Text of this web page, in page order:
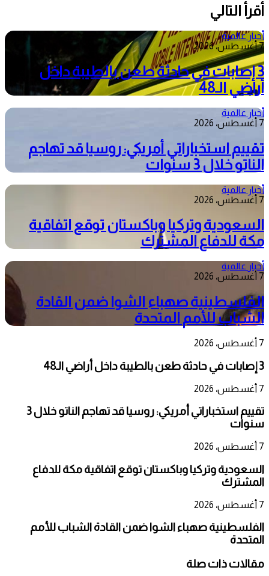
أقرأ التالي
أخبار عالمية
7 أغسطس، 2026
3 إصابات في حادثة طعن بالطيبة داخل
أراضي الـ48
أخبار عالمية
7 أغسطس، 2026
تقييم استخباراتي أمريكي: روسيا قد تهاجم
الناتو خلال 3 سنوات
أخبار عالمية
7 أغسطس، 2026
السعودية وتركيا وباكستان توقع اتفاقية
مكة للدفاع المشترك
أخبار عالمية
7 أغسطس، 2026
الفلسطينية صهباء الشوا ضمن القادة
الشباب للأمم المتحدة
7 أغسطس، 2026
3 إصابات في حادثة طعن بالطيبة داخل أراضي الـ48
7 أغسطس، 2026
تقييم استخباراتي أمريكي: روسيا قد تهاجم الناتو خلال 3
سنوات
7 أغسطس، 2026
السعودية وتركيا وباكستان توقع اتفاقية مكة للدفاع
المشترك
7 أغسطس، 2026
الفلسطينية صهباء الشوا ضمن القادة الشباب للأمم
المتحدة
مقالات ذات صلة